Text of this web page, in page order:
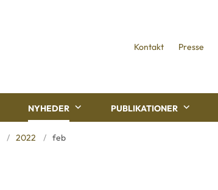
Kontakt Presse
NYHEDER PUBLIKATIONER
2022 feb